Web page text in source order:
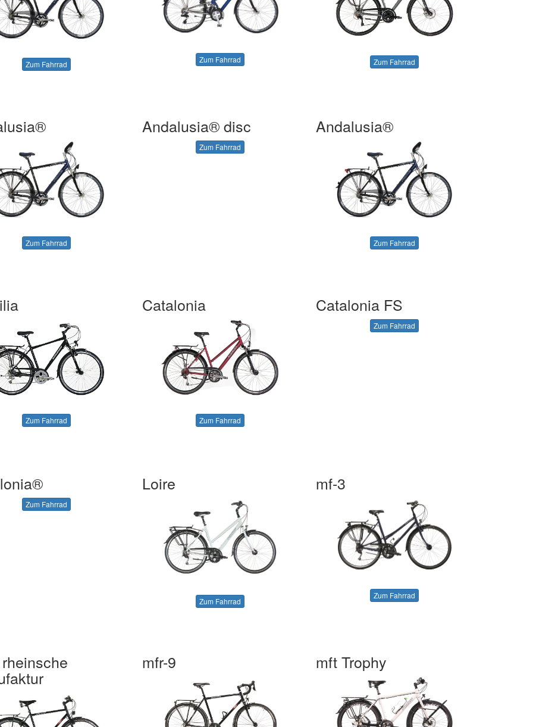
Zum Fahrrad Zum Fahrrad Zum Fahrrad
Zum Fahrrad
Andalusia® disc
Zum Fahrrad
Andalusia®
Zum Fahrrad
Zum Fahrrad
Catalonia
Zum Fahrrad
Catalonia FS
Zum Fahrrad
Zum Fahrrad
Loire
Zum Fahrrad
mf-3
Zum Fahrrad
mfr-9 mft Trophy